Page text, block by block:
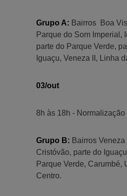
Grupo A: Bairros Boa
Parque do Som Imperial,
parte do Parque Verde,
Iguaçu, Veneza II, Linha
03/out
8h às 18h - Normalização
Grupo B: Bairros Veneza
Cristóvão, parte do
Parque Verde, Carumbé,
Centro.